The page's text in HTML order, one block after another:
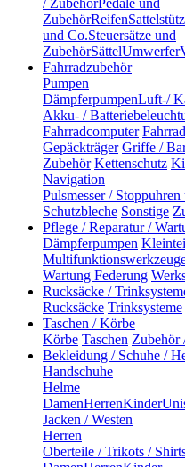
/ ZubehörPedale und
ZubehörReifen
und Co.Steuersätze und
ZubehörSättelUmwerfer
Fahrradzubehör
Pumpen
DämpferpumpenLuft-/
Akku- /
Fahrradcomputer
Gepäckträger Griffe /
Zubehör Kettenschutz
Navigation
Pulsmesser /
Schutzbleche Sonstige
Pflege / Reparatur /
Dämpferpumpen
Wartung Federung
Rucksäcke /
Rucksäcke Trinksysteme
Taschen / Körbe
Körbe Taschen Zubehör
Bekleidung / Schuhe /
Handschuhe
Helme
DamenHerrenKinder
Jacken / Westen
Herren
Oberteile / Trikots /